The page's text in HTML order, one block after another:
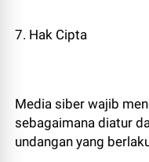
7. Hak Cipta
Media siber wajib
sebagaimana diatur
undangan yang